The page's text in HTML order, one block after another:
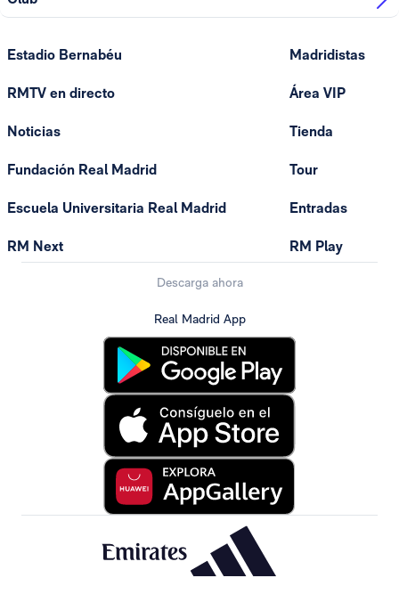
Estadio Bernabéu
RMTV en directo
Noticias
Fundación Real Madrid
Escuela Universitaria Real Madrid
RM Next
Madridistas
Área VIP
Tienda
Tour
Entradas
RM Play
Descarga ahora
Real Madrid App